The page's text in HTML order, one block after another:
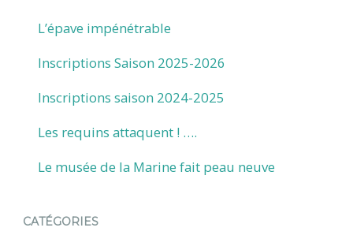
L’épave impénétrable
Inscriptions Saison 2025-2026
Inscriptions saison 2024-2025
Les requins attaquent ! ….
Le musée de la Marine fait peau neuve
CATÉGORIES